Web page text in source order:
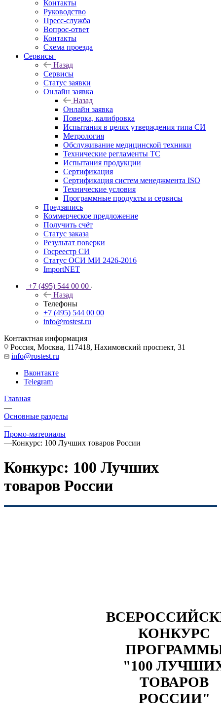
Контакты
Руководство
Пресс-служба
Вопрос-ответ
Контакты
Схема проезда
Сервисы
Назад
Сервисы
Статус заявки
Онлайн заявка
Назад
Онлайн заявка
Поверка, калибровка
Испытания в целях утверждения типа СИ
Метрология
Обслуживание медицинской техники
Технические регламенты ТС
Испытания продукции
Сертификация
Сертификация систем менеджмента ISO
Технические условия
Программные продукты и сервисы
Предзапись
Коммерческое предложение
Получить счёт
Статус заказа
Результат поверки
Госреестр СИ
Статус ОСИ МИ 2426-2016
ImportNET
+7 (495) 544 00 00
Назад
Телефоны
+7 (495) 544 00 00
info@rostest.ru
Контактная информация
Россия, Москва, 117418, Нахимовский проспект, 31
info@rostest.ru
Вконтакте
Telegram
Главная
—
Основные разделы
—
Промо-материалы
—Конкурс: 100 Лучших товаров России
Конкурс: 100 Лучших
товаров России
КОНКУРС
"100
ТОВАРОВ
РОССИИ"